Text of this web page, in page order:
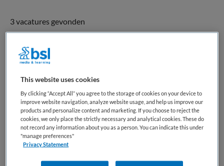
3 vacatures gevonden
Helpende | VVT
Happy Nurse,Waalwijk
MBO
Parttime
Vaste aanstelling
This website uses cookies
By clicking “Accept All” you agree to the storage of cookies on your device to
improve website navigation, analyze website usage, and help us improve our
products and personalize content and marketing. If you choose to reject the
cookies, we only place the strictly necessary and analytical cookies. These do
not record any information about you as a person. You can indicate this under
"manage preferences"
Privacy Statement